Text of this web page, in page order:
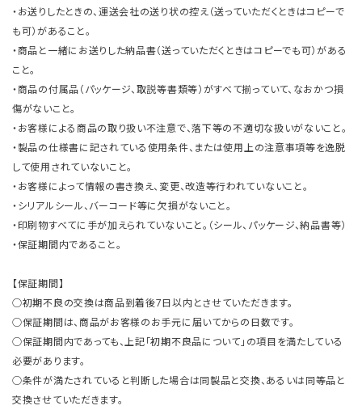
・お送りしたときの、運送会社の送り状の控え（送っていただくときはコピーで
も可）があること。
・商品と一緒にお送りした納品書（送っていただくときはコピーでも可）がある
こと。
・商品の付属品（パッケージ、取説等書類等）がすべて揃っていて、なおかつ損
傷がないこと。
・お客様による商品の取り扱い不注意で、落下等の不適切な扱いがないこと。
・製品の仕様書に記されている使用条件、または使用上の注意事項等を逸脱
して使用されていないこと。
・お客様によって情報の書き換え、変更、改造等行われていないこと。
・シリアルシール、バーコード等に欠損がないこと。
・印刷物すべてに手が加えられていないこと。（シール、パッケージ、納品書等）
・保証期間内であること。
【保証期間】
○初期不良の交換は商品到着後7日以内とさせていただきます。
○保証期間は、商品がお客様のお手元に届いてからの日数です。
○保証期間内であっても、上記「初期不良品について」の項目を満たしている
必要があります。
○条件が満たされていると判断した場合は同製品と交換、あるいは同等品と
交換させていただきます。